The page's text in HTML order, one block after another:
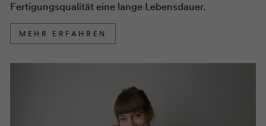
Fertigungsqualität eine lange Lebensdauer.
MEHR ERFAHREN